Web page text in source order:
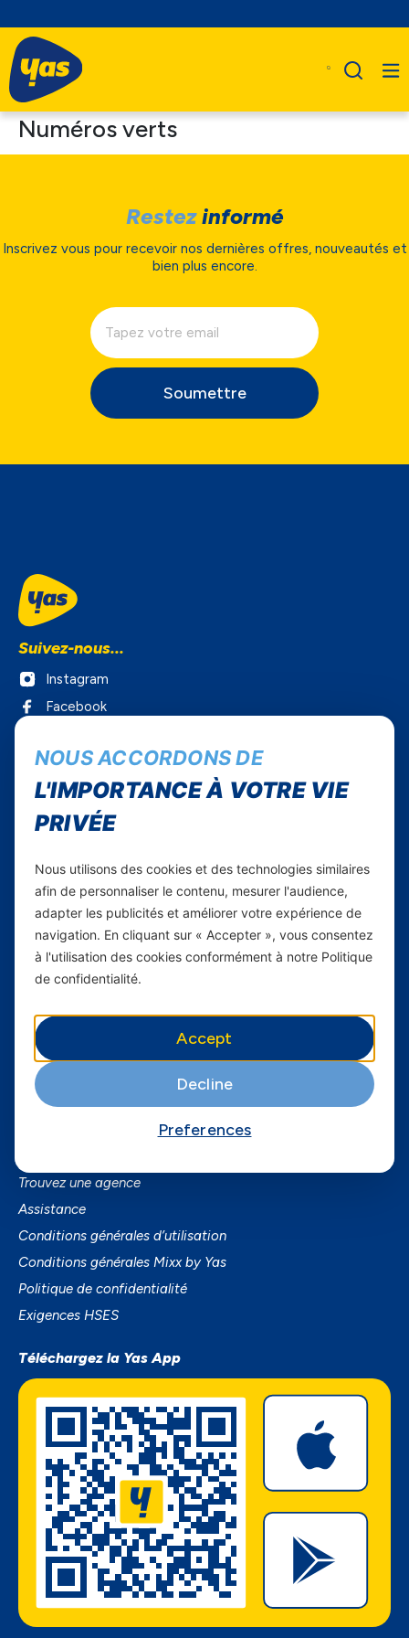
Numéros verts
Restezinformé
Inscrivez vous pour recevoir nos dernières offres, nouveautés et
bien plus encore.
Soumettre
Suivez-nous...
Instagram
Facebook
Youtube
Yas Sénégal
Yas en Afrique
Axian Telecom
Services
Fibre
Business
SmartPhones
Trouvez une agence
Assistance
Conditions générales d’utilisation
Conditions générales Mixx by Yas
Politique de confidentialité
Exigences HSES
Téléchargez la Yas App
NOUS ACCORDONS DE
L'IMPORTANCE À VOTRE VIE
PRIVÉE
Nous utilisons des cookies et des technologies similaires
afin de personnaliser le contenu, mesurer l'audience,
adapter les publicités et améliorer votre expérience de
navigation. En cliquant sur « Accepter », vous consentez
à l'utilisation des cookies conformément à notre Politique
de confidentialité.
Accept
Decline
Preferences